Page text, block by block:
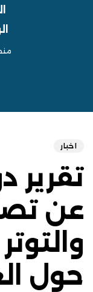
اخبار
تقرير
عن
حول